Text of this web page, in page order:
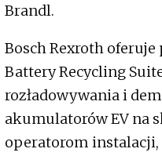
Brandl.
Bosch Rexroth
Battery Recycling
rozładowywania i
akumulatorów EV na
operatorom